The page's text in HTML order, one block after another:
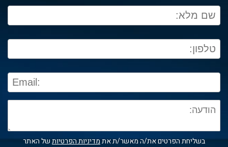
בשליחת הפרטים את/ה מאשר/ת אתמדיניות הפרטיותשל האתר